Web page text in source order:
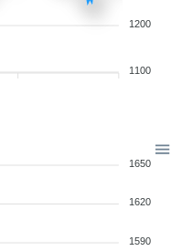
1200
1100
1650
1620
1590